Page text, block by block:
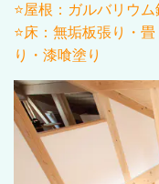
⭐屋根：ガルバリウ
⭐床：無垢板張り
り・漆喰塗り